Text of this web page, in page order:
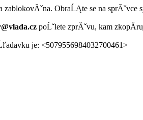
ObraĹĄte se na sprĂˇvce
poĹˇlete zprĂˇvu, kam
je: <5079556984032700461>